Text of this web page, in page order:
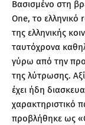
Βασισμένο στη
One, το ελληνικό
της ελληνικής
ταυτόχρονα
γύρω από την
της λύτρωσης.
έχει ήδη
χαρακτηριστικό
προβλήθηκε ως